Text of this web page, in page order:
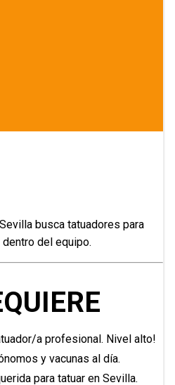
busca tatuadores para
del equipo.
a profesional. Nivel alto!
y vacunas al día.
para tatuar en Sevilla.